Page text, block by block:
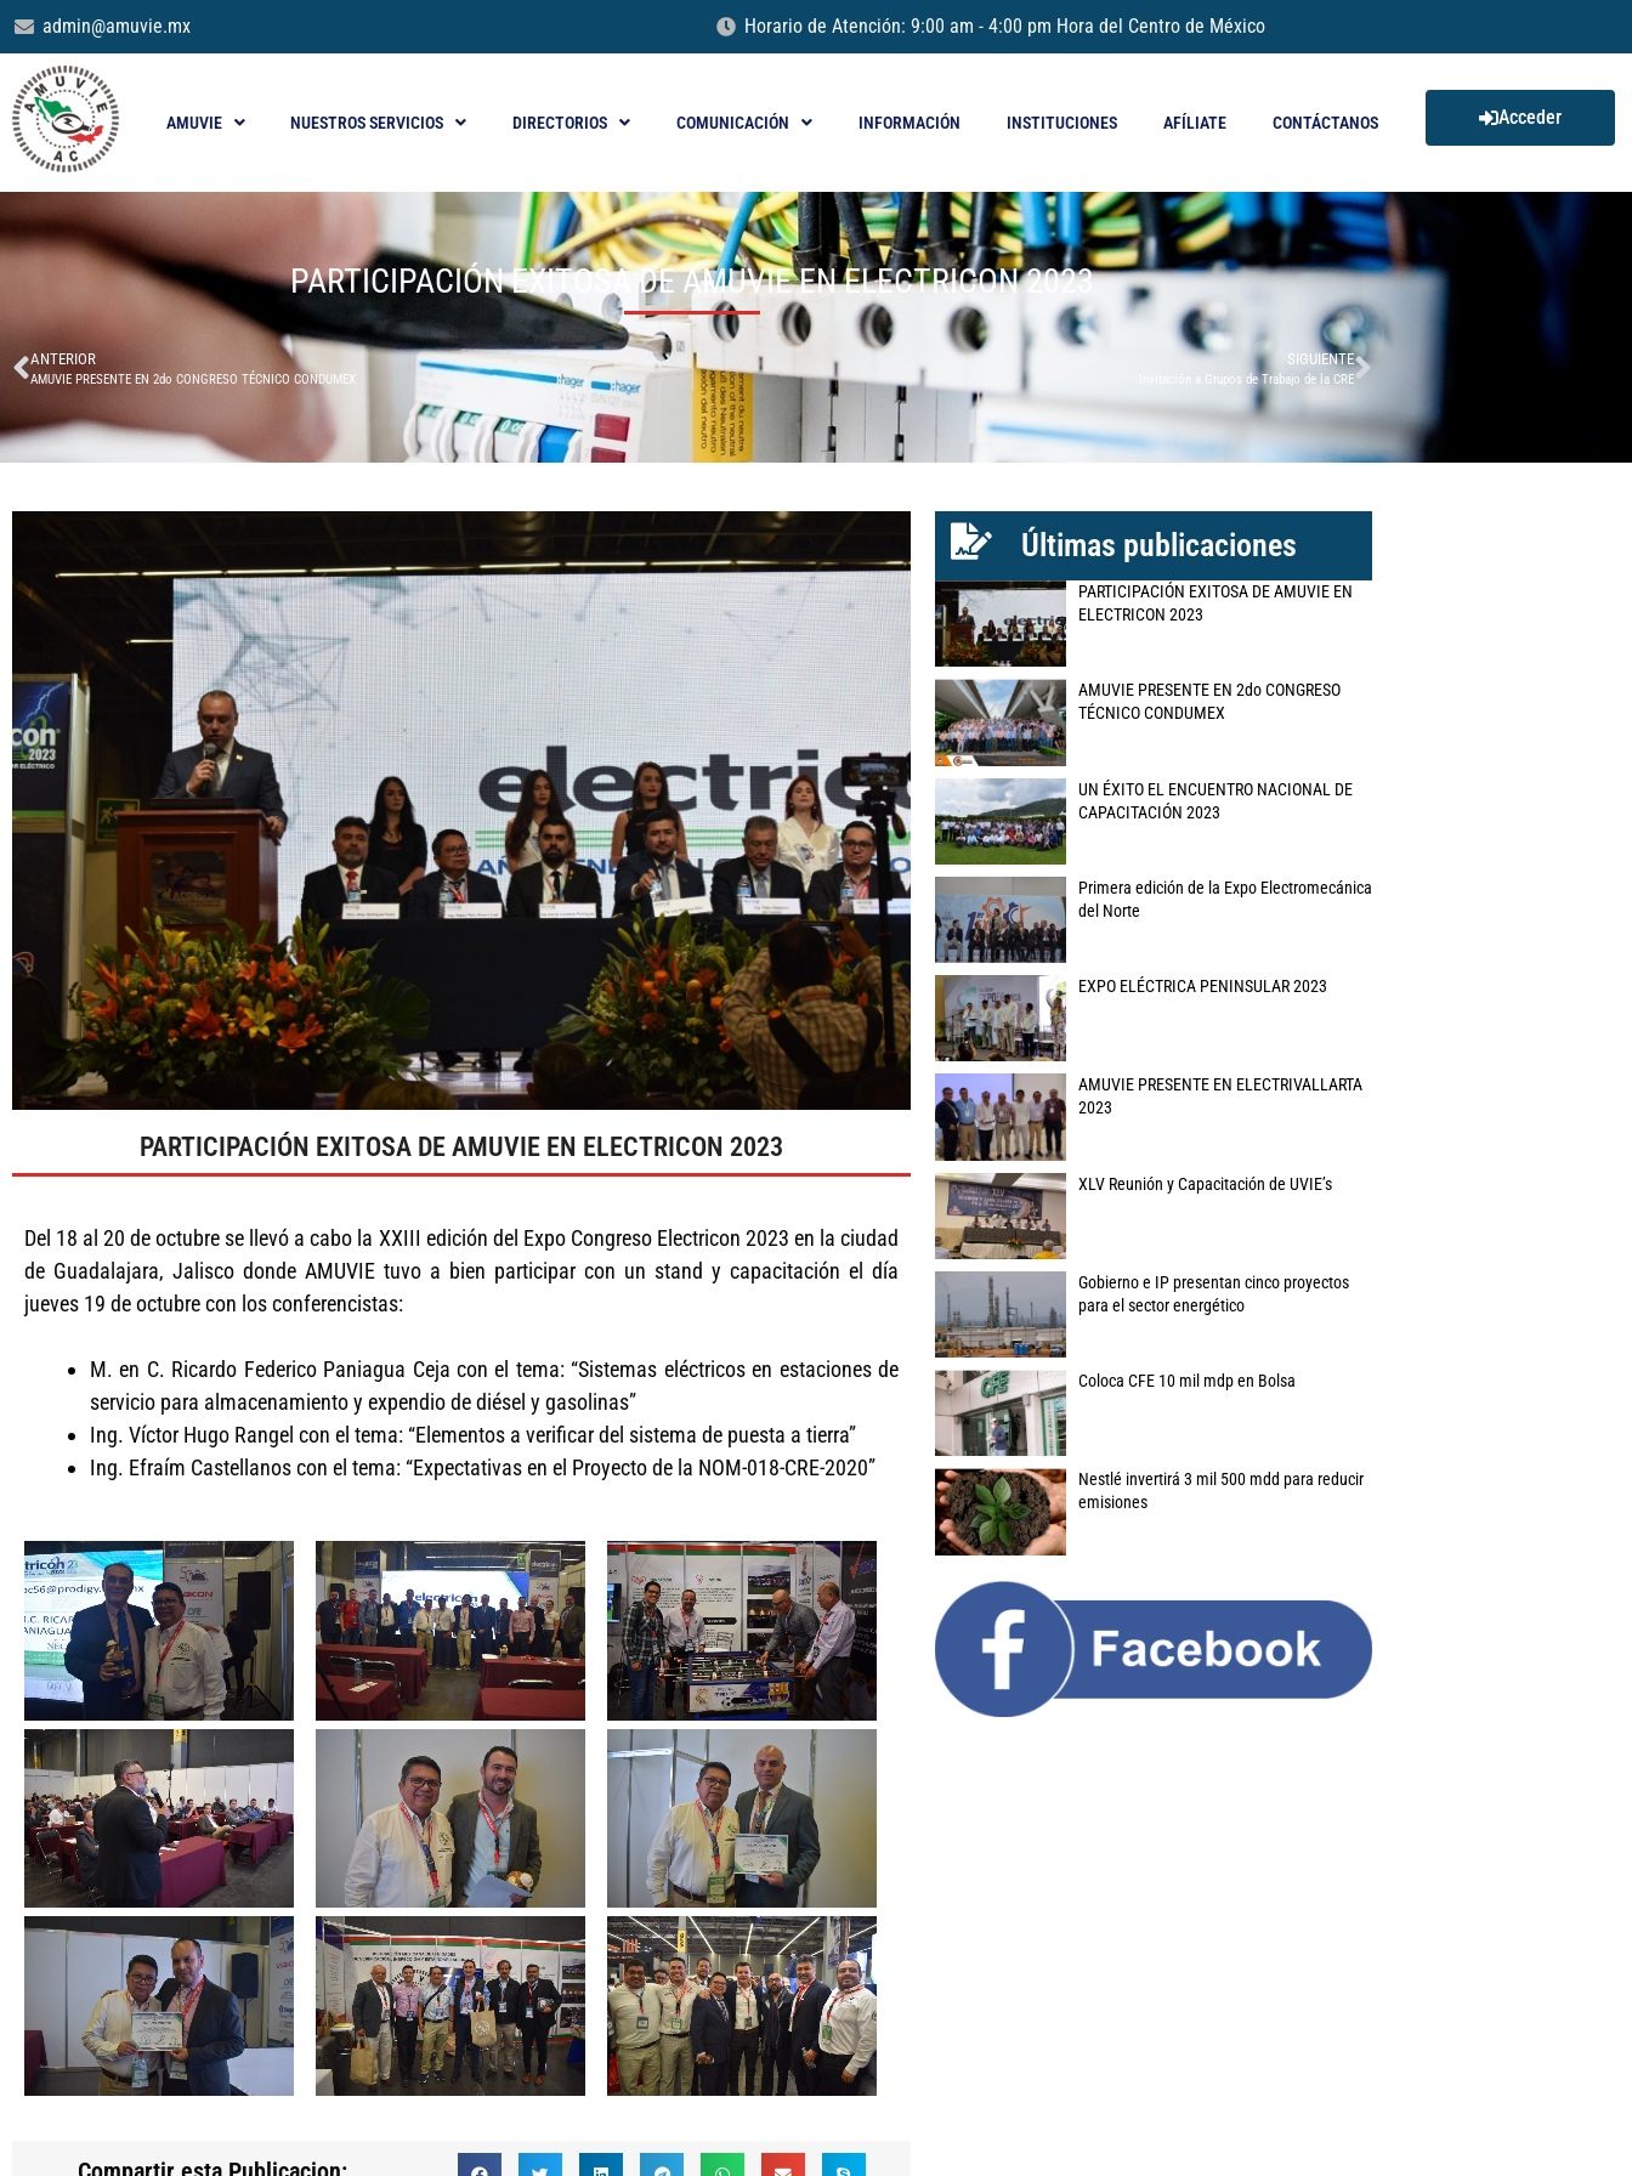
admin@amuvie.mx Horario de Atención: 9:00 am - 4:00 pm Hora del Centro de México
AMUVIE NUESTROS SERVICIOS DIRECTORIOS COMUNICACIÓN INFORMACIÓN INSTITUCIONES AFÍLIATE CONTÁCTANOS Acceder
PARTICIPACIÓN EXITOSA DE AMUVIE EN ELECTRICON 2023
ANTERIOR
AMUVIE PRESENTE EN 2do CONGRESO TÉCNICO CONDUMEX
SIGUIENTE
Invitación a Grupos de Trabajo de la CRE
PARTICIPACIÓN EXITOSA DE AMUVIE EN ELECTRICON 2023
Del 18 al 20 de octubre se llevó a cabo la XXIII edición del Expo Congreso Electricon 2023 en la ciudad
de Guadalajara, Jalisco donde AMUVIE tuvo a bien participar con un stand y capacitación el día
jueves 19 de octubre con los conferencistas:
M. en C. Ricardo Federico Paniagua Ceja con el tema: “Sistemas eléctricos en estaciones de
servicio para almacenamiento y expendio de diésel y gasolinas”
Ing. Víctor Hugo Rangel con el tema: “Elementos a verificar del sistema de puesta a tierra”
Ing. Efraím Castellanos con el tema: “Expectativas en el Proyecto de la NOM-018-CRE-2020”
Últimas publicaciones
PARTICIPACIÓN EXITOSA DE AMUVIE EN
ELECTRICON 2023
AMUVIE PRESENTE EN 2do CONGRESO
TÉCNICO CONDUMEX
UN ÉXITO EL ENCUENTRO NACIONAL DE
CAPACITACIÓN 2023
Primera edición de la Expo Electromecánica
del Norte
EXPO ELÉCTRICA PENINSULAR 2023
AMUVIE PRESENTE EN ELECTRIVALLARTA
2023
XLV Reunión y Capacitación de UVIE’s
Gobierno e IP presentan cinco proyectos
para el sector energético
Coloca CFE 10 mil mdp en Bolsa
Nestlé invertirá 3 mil 500 mdd para reducir
emisiones